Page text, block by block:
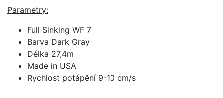
Parametry:
Full Sinking WF 7
Barva Dark Gray
Délka 27,4m
Made in USA
Rychlost potápění 9-10 cm/s